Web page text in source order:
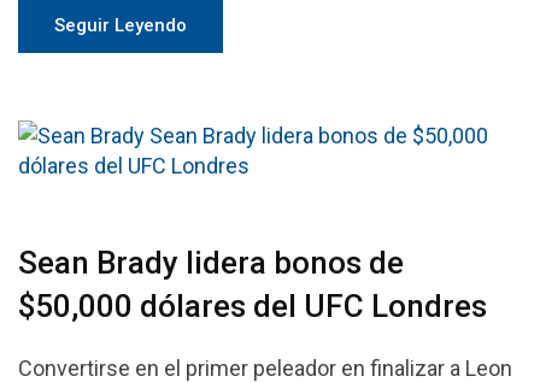
Seguir Leyendo
Sean Brady lidera bonos de
$50,000 dólares del UFC Londres
Convertirse en el primer peleador en finalizar a Leon